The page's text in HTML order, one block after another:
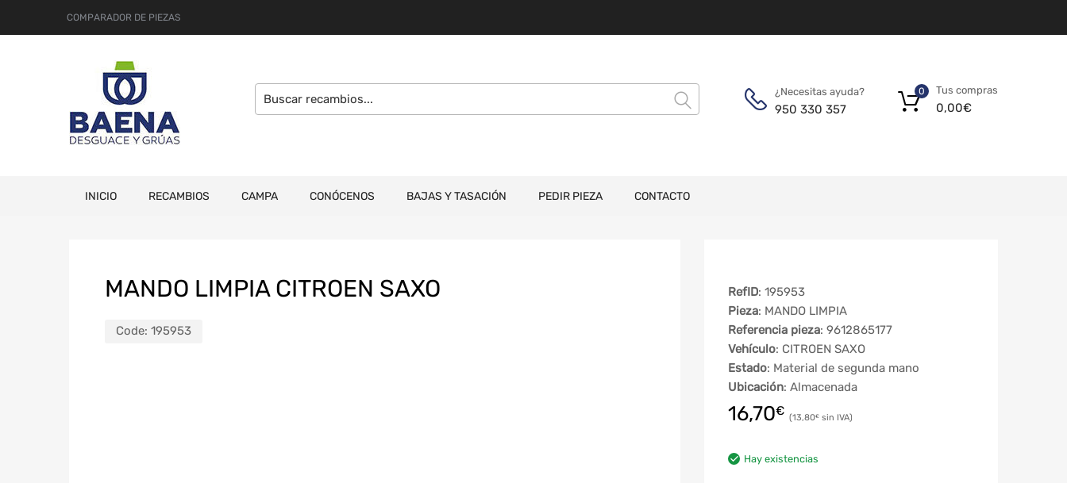
COMPARADOR DE PIEZAS
¿Necesitas ayuda?
950 330 357
Tus compras
0,00€
0
INICIO RECAMBIOS CAMPA CONÓCENOS BAJAS Y TASACIÓN PEDIR PIEZA CONTACTO
MANDO LIMPIA CITROEN SAXO
Code: 195953
RefID: 195953
Pieza: MANDO LIMPIA
Referencia pieza: 9612865177
Vehículo: CITROEN SAXO
Estado: Material de segunda mano
Ubicación: Almacenada
16,70€ 13,80€
Hay existencias